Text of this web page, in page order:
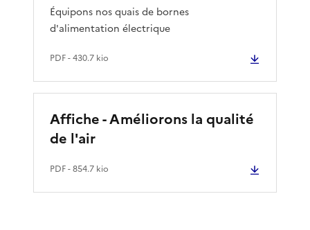
PDF- 430.7 kio
Équipons nos quais de bornes
d'alimentation électrique
Affiche - Améliorons la qualité
de l'air
PDF- 854.7 kio